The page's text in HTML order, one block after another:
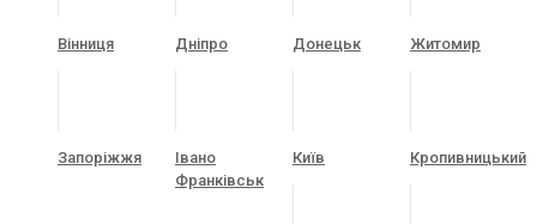
Вінниця Дніпро Донецьк Житомир
Запоріжжя
Івано
Франківськ
Київ Кропивницький